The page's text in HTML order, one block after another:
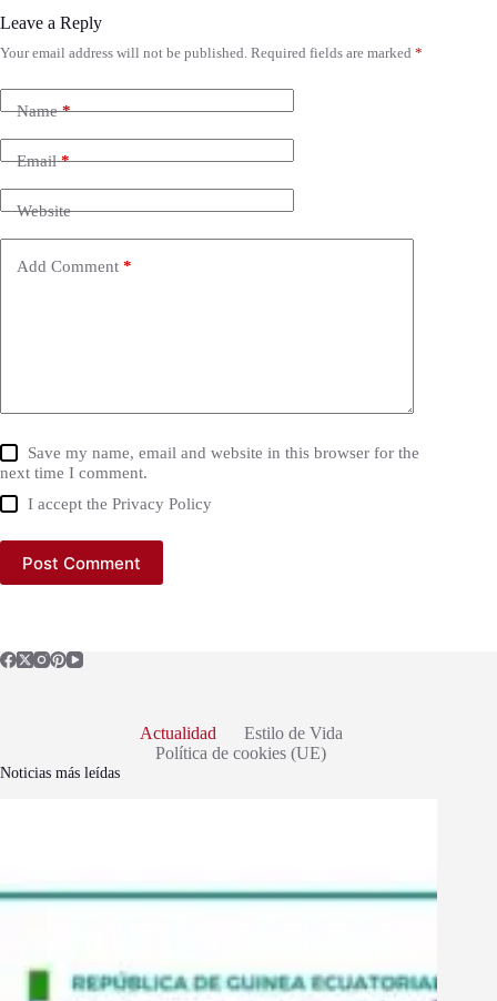
Leave a Reply
Your email address will not be published. Required fields are marked *
Name*
Email*
Website
Add Comment *
Save my name, email and website in this browser for the
next time I comment.
I accept thePrivacy Policy
Post Comment
Actualidad
Estilo de Vida
Política de cookies (UE)
Noticias más leídas